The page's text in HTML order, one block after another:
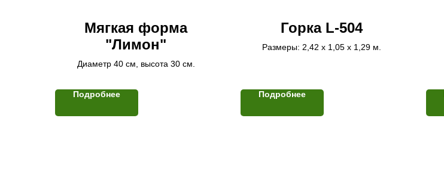
Мягкая форма
"Лимон"
Диаметр 40 см, высота 30 см.
Подробнее
Горка L-504
Размеры: 2,42 х 1,05 х 1,29 м.
Подробнее